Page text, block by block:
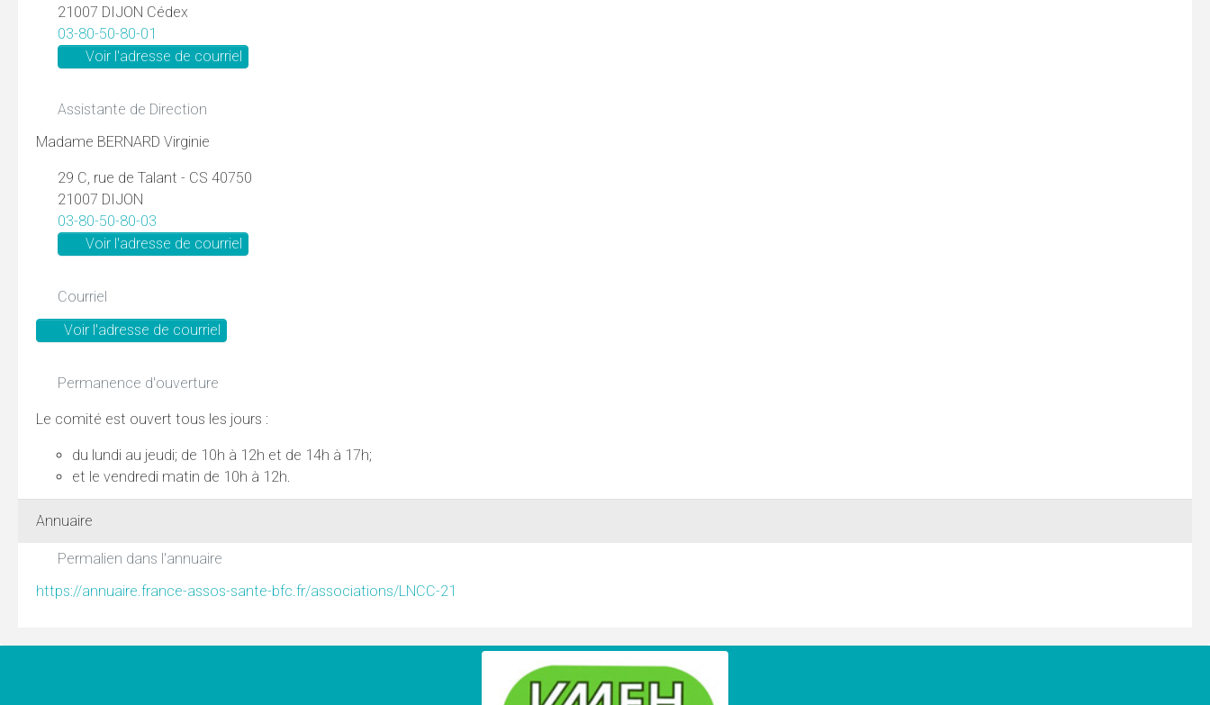
21007 DIJON Cédex
03-80-50-80-01
Voir l'adresse de courriel
Assistante de Direction
Madame BERNARD Virginie
29 C, rue de Talant - CS 40750
21007 DIJON
03-80-50-80-03
Voir l'adresse de courriel
Courriel
Voir l'adresse de courriel
Permanence d'ouverture
Le comité est ouvert tous les jours :
du lundi au jeudi; de 10h à 12h et de 14h à 17h;
et le vendredi matin de 10h à 12h.
Annuaire
Permalien dans l'annuaire
https://annuaire.france-assos-sante-bfc.fr/associations/LNCC-21